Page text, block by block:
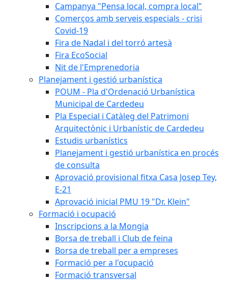
Campanya "Pensa local, compra local"
Comerços amb serveis especials - crisi
Covid-19
Fira de Nadal i del torró artesà
Fira EcoSocial
Nit de l'Emprenedoria
Planejament i gestió urbanística
POUM - Pla d'Ordenació Urbanística
Municipal de Cardedeu
Pla Especial i Catàleg del Patrimoni
Arquitectònic i Urbanístic de Cardedeu
Estudis urbanístics
Planejament i gestió urbanística en procés
de consulta
Aprovació provisional fitxa Casa Josep Tey,
E-21
Aprovació inicial PMU 19 "Dr. Klein"
Formació i ocupació
Inscripcions a la Mongia
Borsa de treball i Club de feina
Borsa de treball per a empreses
Formació per a l'ocupació
Formació transversal